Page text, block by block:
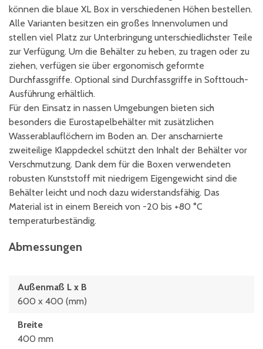
können die blaue XL Box in verschiedenen Höhen bestellen.
Alle Varianten besitzen ein großes Innenvolumen und
stellen viel Platz zur Unterbringung unterschiedlichster Teile
zur Verfügung. Um die Behälter zu heben, zu tragen oder zu
ziehen, verfügen sie über ergonomisch geformte
Durchfassgriffe. Optional sind Durchfassgriffe in Softtouch-
Ausführung erhältlich.
Für den Einsatz in nassen Umgebungen bieten sich
besonders die Eurostapelbehälter mit zusätzlichen
Wasserablauflöchern im Boden an. Der anscharnierte
zweiteilige Klappdeckel schützt den Inhalt der Behälter vor
Verschmutzung. Dank dem für die Boxen verwendeten
robusten Kunststoff mit niedrigem Eigengewicht sind die
Behälter leicht und noch dazu widerstandsfähig. Das
Material ist in einem Bereich von -20 bis +80 °C
temperaturbeständig.
Abmessungen
Außenmaß L x B
600 x 400 (mm)
Breite
400 mm